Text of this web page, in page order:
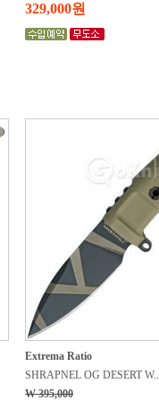
329,000원
Extrema Ratio
SHRAPNEL OG DESERT W..
W 395,000